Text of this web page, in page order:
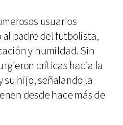
usuarios
al padre del futbolista,
y humildad. Sin
críticas hacia la
su hijo, señalando la
desde hace más de